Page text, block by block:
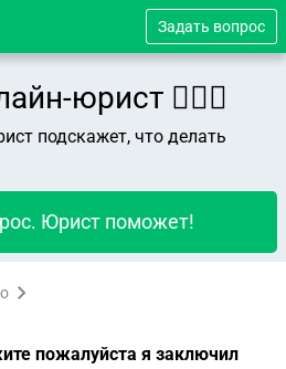
Задать вопрос
юрист 👨🏻‍⚖️
подскажет, что делать
Юрист поможет!
пожалуйста я заключил